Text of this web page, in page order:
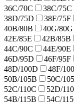
36C/70C
38C/75C
38D/75D
38F/75F
40B/80B
40G/80G
42E/85E
42B/85B
44C/90C
44E/90E
46D/95D
46F/95F
48D/100D
48F/
50B/105B
50C/
52C/110C
52D/
54B/115B
54C/